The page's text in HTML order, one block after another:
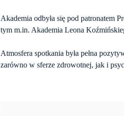
Akademia odbyła się pod patronatem
tym m.in. Akademia Leona
Atmosfera spotkania była pełna
zarówno w sferze zdrowotnej, jak i